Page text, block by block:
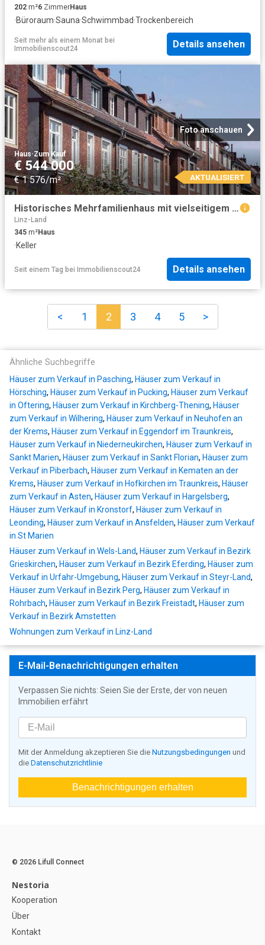
202 m²6 ZimmerHaus
·Büroraum·Sauna·Schwimmbad·Trockenbereich
Seit mehr als einem Monat bei
Immobilienscout24
Details ansehen
Foto anschauen
Haus·Zum Kauf
€ 544 000
€ 1 576/m² AKTUALISIERT
Historisches Mehrfamilienhaus mit vielseitigem Raumangebot
Linz-Land
345 m²Haus
·Keller
Seit einem Tag bei Immobilienscout24 Details ansehen
< 1 2 3 4 5 >
Ähnliche Suchbegriffe
Häuser zum Verkauf in Pasching, Häuser zum Verkauf in
Hörsching, Häuser zum Verkauf in Pucking, Häuser zum Verkauf
in Oftering, Häuser zum Verkauf in Kirchberg-Thening, Häuser
zum Verkauf in Wilhering, Häuser zum Verkauf in Neuhofen an
der Krems, Häuser zum Verkauf in Eggendorf im Traunkreis,
Häuser zum Verkauf in Niederneukirchen, Häuser zum Verkauf in
Sankt Marien, Häuser zum Verkauf in Sankt Florian, Häuser zum
Verkauf in Piberbach, Häuser zum Verkauf in Kematen an der
Krems, Häuser zum Verkauf in Hofkirchen im Traunkreis, Häuser
zum Verkauf in Asten, Häuser zum Verkauf in Hargelsberg,
Häuser zum Verkauf in Kronstorf, Häuser zum Verkauf in
Leonding, Häuser zum Verkauf in Ansfelden, Häuser zum Verkauf
in St Marien
Häuser zum Verkauf in Wels-Land, Häuser zum Verkauf in Bezirk
Grieskirchen, Häuser zum Verkauf in Bezirk Eferding, Häuser zum
Verkauf in Urfahr-Umgebung, Häuser zum Verkauf in Steyr-Land,
Häuser zum Verkauf in Bezirk Perg, Häuser zum Verkauf in
Rohrbach, Häuser zum Verkauf in Bezirk Freistadt, Häuser zum
Verkauf in Bezirk Amstetten
Wohnungen zum Verkauf in Linz-Land
E-Mail-Benachrichtigungen erhalten
Verpassen Sie nichts: Seien Sie der Erste, der von neuen
Immobilien erfährt
Mit der Anmeldung akzeptieren Sie die Nutzungsbedingungen und
die Datenschutzrichtlinie
Benachrichtigungen erhalten
© 2026 Lifull Connect
Nestoria
Kooperation
Über
Kontakt